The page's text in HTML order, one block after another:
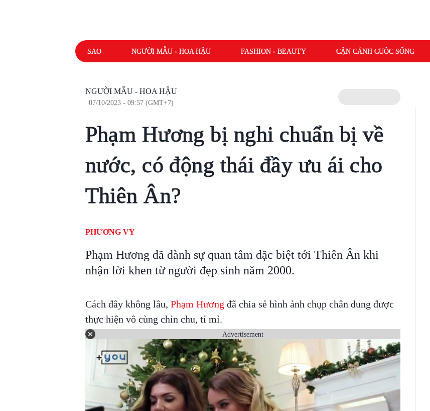
SAO NGƯỜI MẪU - HOA HẬU FASHION - BEAUTY CẬN CẢNH CUỘC SỐNG
NGƯỜI MẪU - HOA HẬU
07/10/2023 - 09:57 (GMT+7)
Phạm Hương bị nghi chuẩn bị về
nước, có động thái đầy ưu ái cho
Thiên Ân?
PHƯƠNG VY
Phạm Hương đã dành sự quan tâm đặc biệt tới Thiên Ân khi
nhận lời khen từ người đẹp sinh năm 2000.
Cách đây không lâu, Phạm Hương đã chia sẻ hình ảnh chụp chân dung được
thực hiện vô cùng chỉn chu, tỉ mỉ.
Advertisement